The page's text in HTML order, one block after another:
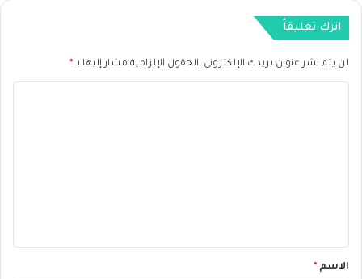
S
ل
ي
2
اترك تعليقاً
لن يتم نشر عنوان بريدك الإلكتروني. الحقول الإلزامية مشار إليها بـ *
*الاسم *